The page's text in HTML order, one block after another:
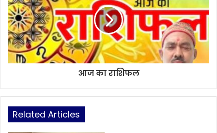
आज का राशिफल
Related Articles